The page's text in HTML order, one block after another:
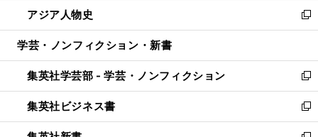
く
で
開
ド
ウ
開
く
ィ
ン
ウ
で
開
く
い
ウ
ン
ド
ウ
で
開
アジア人物史
新
し
ウ
ィ
ン
ド
ウ
学芸・ノンフィクション・新書
集英社学芸部 - 学芸・ノンフィクション
新
し
い
ウ
集英社ビジネス書
新
し